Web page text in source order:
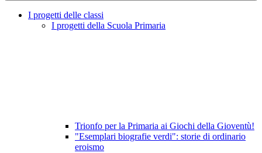
I progetti delle classi
I progetti della Scuola Primaria
Trionfo per la Primaria ai Giochi della Gioventù!
"Esemplari biografie verdi": storie di ordinario
eroismo